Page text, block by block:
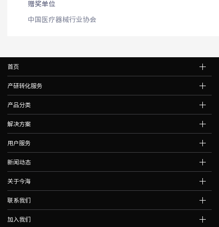
赠奖单位
中国医疗器械行业协会
首页
产研转化服务
产品分类
解决方案
用户服务
新闻动态
关于今海
联系我们
加入我们